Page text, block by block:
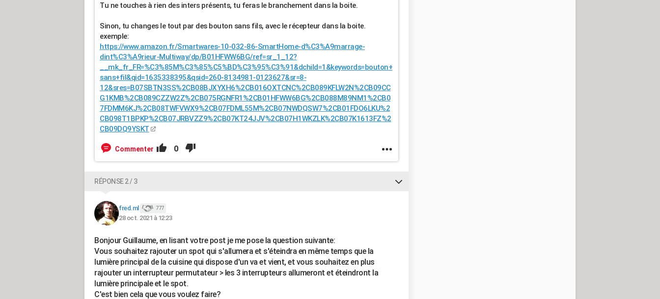
Tu ne touches à rien des inters présents, tu feras le branchement dans la boite.
Sinon, tu changes le tout par des bouton sans fils, avec le récepteur dans la boite.
exemple:
https://www.amazon.fr/Smartwares-10-032-86-SmartHome-d%C3%A9marrage-
dint%C3%A9rieur-Multiway/dp/B01HFWW6BG/ref=sr_1_12?
__mk_fr_FR=%C3%85M%C3%85%C5%BD%C3%95%C3%91&dchild=1&keywords=bouton+
sans+fil&qid=1635338395&qsid=260-8134981-0123627&sr=8-
12&sres=B07SBTN3SS%2CB08BJXYXH6%2CB016OXTCNC%2CB089KFLW2N%2CB09CC
G1KMB%2CB089CZZW2Z%2CB075RGNFR1%2CB01HFWW6BG%2CB088M89NM1%2CB0
7FDMM6KJ%2CB08TWFVWX9%2CB07FDML55M%2CB07NWDQSW7%2CB01FDO6LKU%2
CB098T1BPKP%2CB07JRBVZZ9%2CB07KT24JJV%2CB07H1WKZLK%2CB07K1613FZ%2
CB09DQ9YSKT
Commenter 0
RÉPONSE 2 / 3
fred.ml 777
28 oct. 2021 à 12:23
Bonjour Guillaume, en lisant votre post je me pose la question suivante:
Vous souhaitez rajouter un spot qui s'allumera et s'éteindra en même temps que la
lumière principal de la cuisine qui dispose d'un va et vient, et vous souhaitez en plus
rajouter un interrupteur permutateur > les 3 interrupteurs allumeront et éteindront la
lumière principale et le spot.
C'est bien cela que vous voulez faire?